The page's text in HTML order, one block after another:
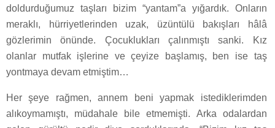
doldurduğumuz taşları bizim “yantam”a yığardık. Onların
meraklı, hürriyetlerinden uzak, üzüntülü bakışları hâlâ
gözlerimin önünde. Çocuklukları çalınmıştı sanki. Kız
olanlar mutfak işlerine ve çeyize başlamış, ben ise taş
yontmaya devam etmiştim…
Her şeye rağmen, annem beni yapmak istediklerimden
alıkoymamıştı, müdahale bile etmemişti. Arka odalardan